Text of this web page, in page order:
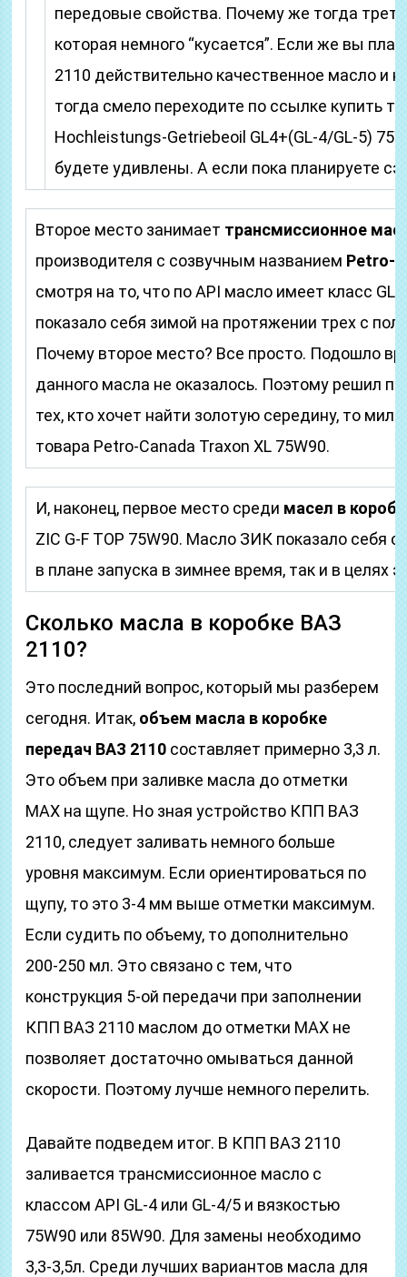
передовые свойства. Почему же тогда
которая немного “кусается”. Если же вы
2110 действительно качественное масло и
тогда смело переходите по ссылке купить
Hochleistungs-Getriebeoil GL4+(GL-4/GL-5)
будете удивлены. А если пока планируете
Второе место занимает трансмиссионное
производителя с созвучным названием Petro-
смотря на то, что по API масло имеет класс GL-
показало себя зимой на протяжении трех с
Почему второе место? Все просто. Подошло
данного масла не оказалось. Поэтому решил
тех, кто хочет найти золотую середину, то
товара Petro-Canada Traxon XL 75W90.
И, наконец, первое место среди масел в
ZIC G-F ТОР 75W90. Масло ЗИК показало себя
в плане запуска в зимнее время, так и в целях
Сколько масла в коробке ВАЗ
2110?
Это последний вопрос, который мы разберем
сегодня. Итак, объем масла в коробке
передач ВАЗ 2110 составляет примерно 3,3 л.
Это объем при заливке масла до отметки
MAX на щупе. Но зная устройство КПП ВАЗ
2110, следует заливать немного больше
уровня максимум. Если ориентироваться по
щупу, то это 3-4 мм выше отметки максимум.
Если судить по объему, то дополнительно
200-250 мл. Это связано с тем, что
конструкция 5-ой передачи при заполнении
КПП ВАЗ 2110 маслом до отметки MAX не
позволяет достаточно омываться данной
скорости. Поэтому лучше немного перелить.
Давайте подведем итог. В КПП ВАЗ 2110
заливается трансмиссионное масло с
классом API GL-4 или GL-4/5 и вязкостью
75W90 или 85W90. Для замены необходимо
3,3-3,5л. Среди лучших вариантов масла для